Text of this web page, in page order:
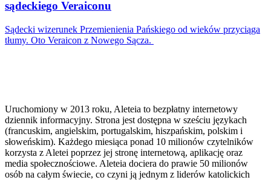
sądeckiego Veraiconu
Sądecki wizerunek Przemienienia Pańskiego od wieków przyciąga
tłumy. Oto Veraicon z Nowego Sącza.
Uruchomiony w 2013 roku, Aleteia to bezpłatny internetowy
dziennik informacyjny. Strona jest dostępna w sześciu językach
(francuskim, angielskim, portugalskim, hiszpańskim, polskim i
słoweńskim). Każdego miesiąca ponad 10 milionów czytelników
korzysta z Aletei poprzez jej stronę internetową, aplikację oraz
media społecznościowe. Aleteia dociera do prawie 50 milionów
osób na całym świecie, co czyni ją jednym z liderów katolickich